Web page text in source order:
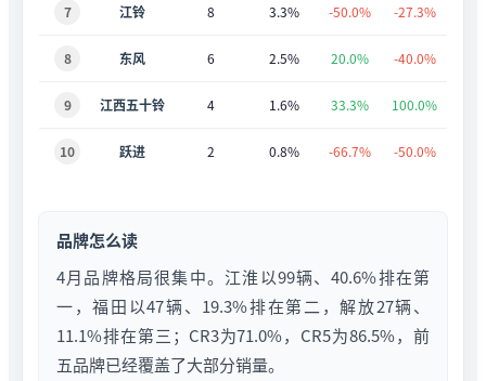
7 江铃 8 3.3% -50.0% -27.3%
8 东风 6 2.5% 20.0% -40.0%
9 江西五十铃 4 1.6% 33.3% 100.0%
10 跃进 2 0.8% -66.7% -50.0%
品牌怎么读
4月品牌格局很集中。江淮以99辆、40.6%排在第
一，福田以47辆、19.3%排在第二，解放27辆、
11.1%排在第三；CR3为71.0%，CR5为86.5%，前
五品牌已经覆盖了大部分销量。